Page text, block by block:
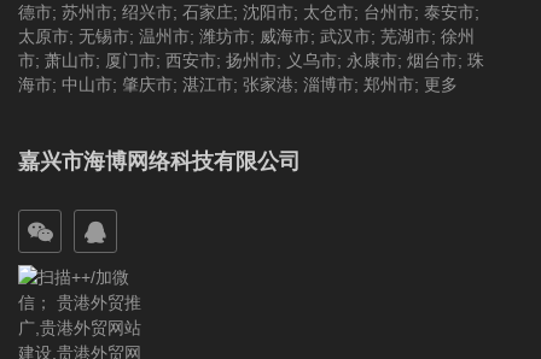
德市; 苏州市; 绍兴市; 石家庄; 沈阳市; 太仓市; 台州市; 泰安市;
太原市; 无锡市; 温州市; 潍坊市; 威海市; 武汉市; 芜湖市; 徐州
市; 萧山市; 厦门市; 西安市; 扬州市; 义乌市; 永康市; 烟台市; 珠
海市; 中山市; 肇庆市; 湛江市; 张家港; 淄博市; 郑州市; 更多
嘉兴市海博网络科技有限公司